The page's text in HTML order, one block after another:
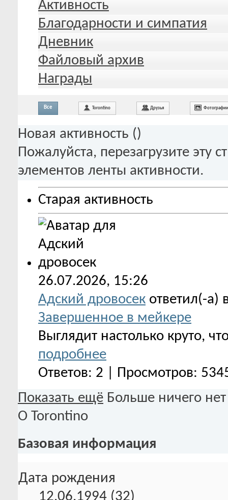
Активность
Благодарности и симпатия
Дневник
Файловый архив
Награды
Все Torontino Друзья Фотографии
Новая активность ()
Пожалуйста, перезагрузите эту
элементов ленты активности.
Старая активность
26.07.2026, 15:26
Адский дровосек ответил(-а)
Завершенное в мейкере
Выглядит настолько круто,
подробнее
Ответов: 2 | Просмотров:
Показать ещё Больше ничего нет
О Torontino
Базовая информация
Дата рождения
12.06.1994 (32)